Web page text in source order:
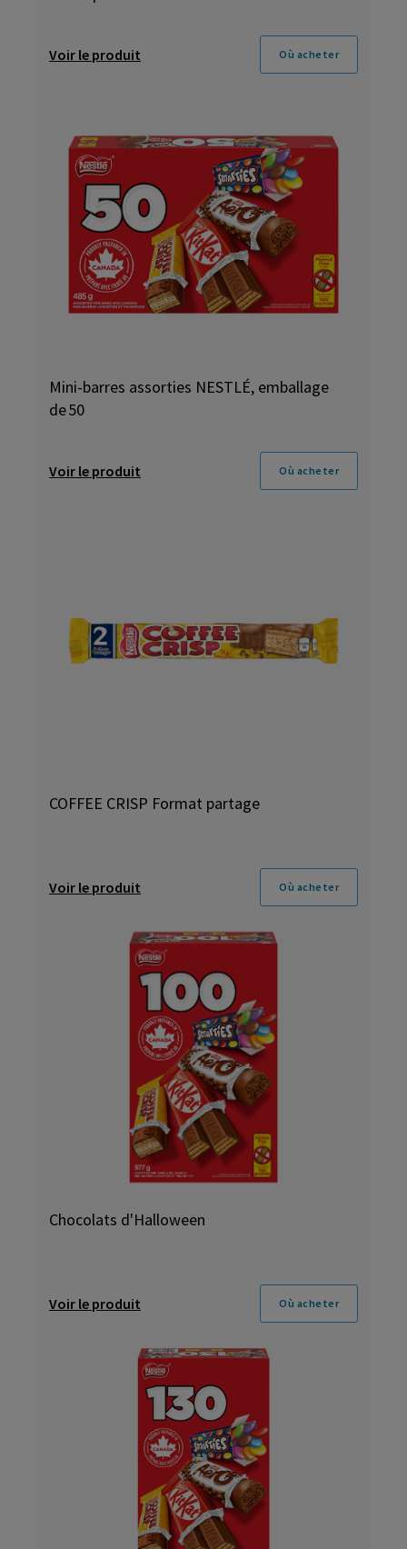
Voir le produit Où acheter
Mini-barres assorties NESTLÉ, emballage
de 50
Voir le produit Où acheter
COFFEE CRISP Format partage
Voir le produit Où acheter
Chocolats d'Halloween
Voir le produit Où acheter